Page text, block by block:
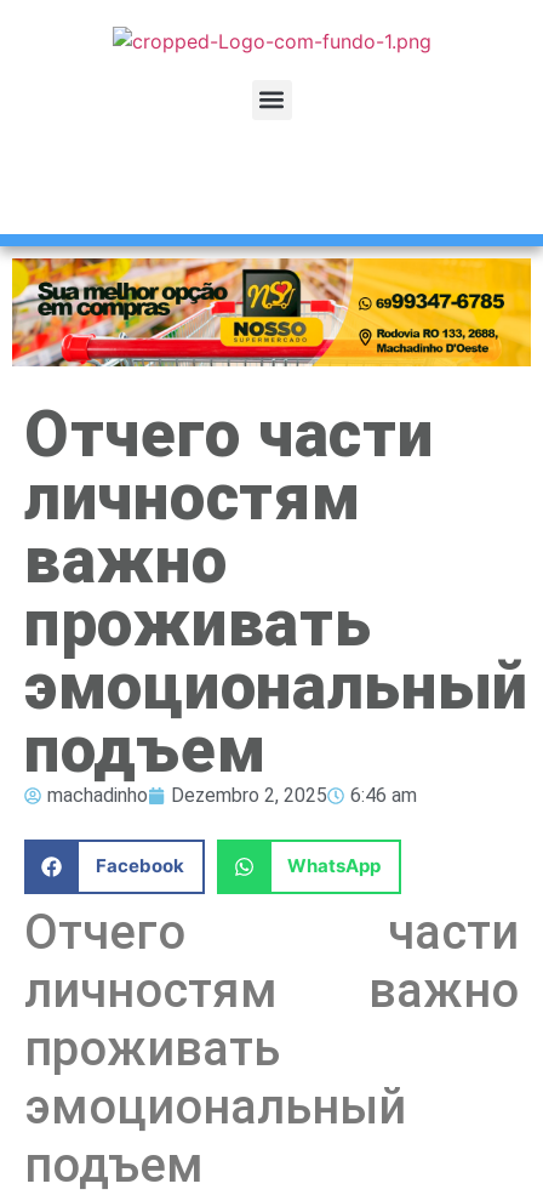
Отчего части
личностям
важно
проживать
эмоциональный
подъем
machadinho Dezembro 2, 2025 6:46 am
Facebook WhatsApp
Отчего части
личностям важно
проживать
эмоциональный
подъем